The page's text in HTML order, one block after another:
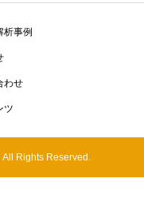
析事例
わせ
ツ
Rights Reserved.